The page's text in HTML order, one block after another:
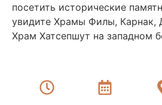
посетить исторические
увидите Храмы Филы, Карнак,
Храм Хатсепшут на западном